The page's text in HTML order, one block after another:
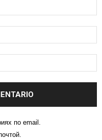
по email.